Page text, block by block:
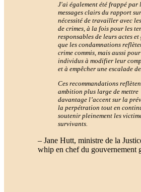
J'ai également été frappé par
messages clairs du rapport
nécessité de travailler avec
de crimes, à la fois pour les
responsables de leurs actes
que les condamnations
crime commis, mais aussi
individus à modifier leur
et à empêcher une escalade
Ces recommandations
ambition plus large de mettre
davantage l’accent sur la
la perpétration tout en
soutenir pleinement les
survivants.
– Jane Hutt, ministre de la
whip en chef du gouvernement